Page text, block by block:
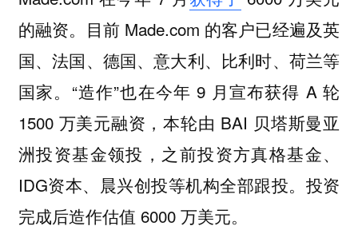
的融资。目前 Made.com 的客户已经遍及英
国、法国、德国、意大利、比利时、荷兰等
国家。“造作”也在今年 9 月宣布获得 A 轮
1500 万美元融资，本轮由 BAI 贝塔斯曼亚
洲投资基金领投，之前投资方真格基金、
IDG资本、晨兴创投等机构全部跟投。投资
完成后造作估值 6000 万美元。